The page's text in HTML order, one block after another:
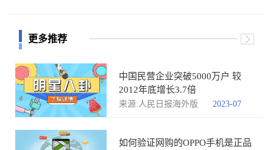
更多推荐
中国民营企业突破5000万户 较
2012年底增长3.7倍
来源:人民日报海外版 2023-07
如何验证网购的OPPO手机是正品